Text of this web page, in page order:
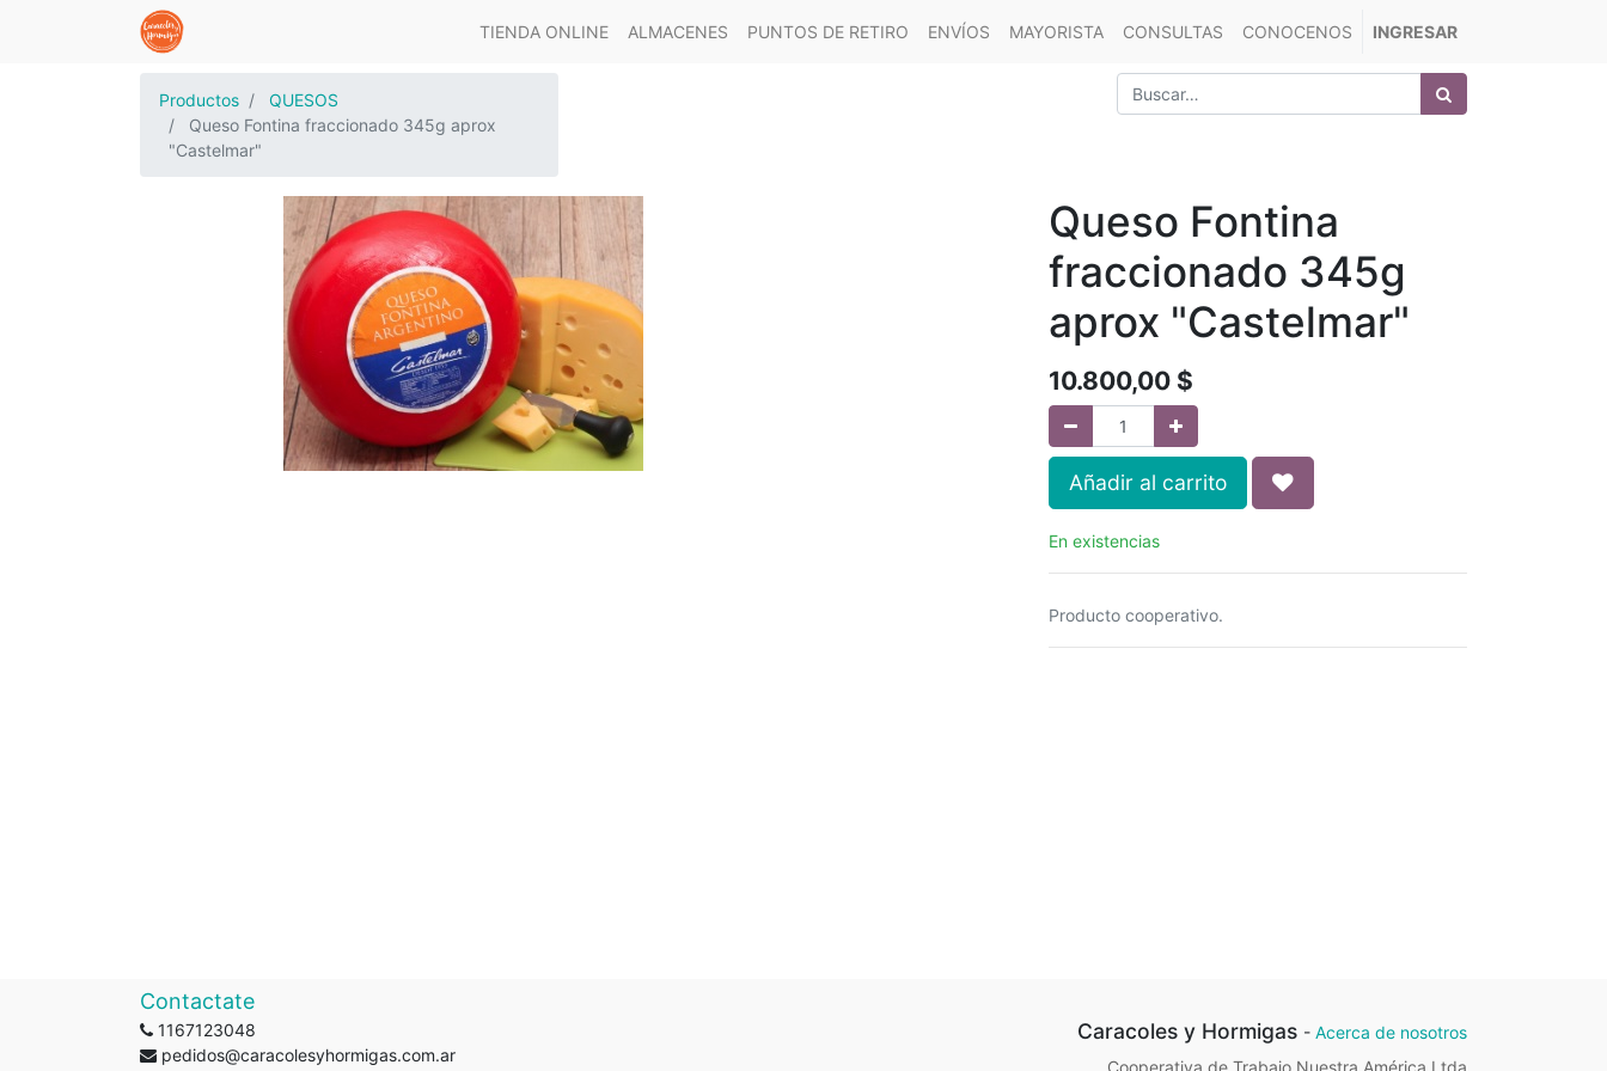
TIENDA ONLINE ALMACENES PUNTOS DE RETIRO ENVÍOS MAYORISTA CONSULTAS CONOCENOS INGRESAR
Productos
QUESOS
Queso Fontina fraccionado 345g aprox
"Castelmar"
Queso Fontina
fraccionado 345g
aprox "Castelmar"
10.800,00 $
Añadir al carrito
En existencias
Producto cooperativo.
Contactate
1167123048
pedidos@caracolesyhormigas.com.ar
Caracoles y Hormigas - Acerca de nosotros
Cooperativa de Trabajo Nuestra América Ltda